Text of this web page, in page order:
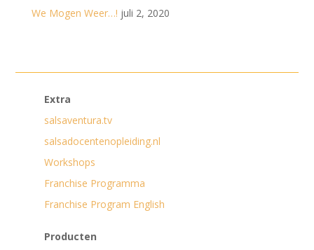
We Mogen Weer…! juli 2, 2020
Extra
salsaventura.tv
salsadocentenopleiding.nl
Workshops
Franchise Programma
Franchise Program English
Producten